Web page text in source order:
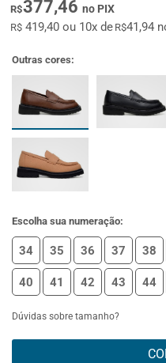
R$377,46 no PIX
R$ 419,40 ou 10x deR$41,94
Outras cores:
Escolha sua numeração:
34 35 36 37 38
40 41 42 43 44
Dúvidas sobre tamanho?